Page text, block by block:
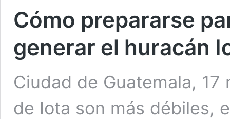
Cómo prepararse
generar el huracán
Ciudad de Guatemala,
de Iota son más débiles,